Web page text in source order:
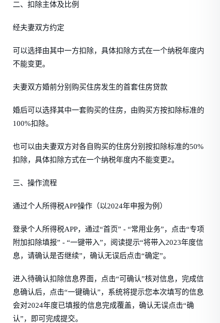
二、扣除主体及比例
经夫妻双方约定
可以选择由其中一方扣除，具体扣除方式在一个纳税年度内
不能变更。
夫妻双方婚前分别购买住房发生的首套住房贷款
婚后可以选择其中一套购买的住房，由购买方按扣除标准的
100%扣除。
也可以由夫妻双方对各自购买的住房分别按扣除标准的50%
扣除，具体扣除方式在一个纳税年度内不能变更2。
三、操作流程
通过个人所得税APP操作（以2024年申报为例）
登录个人所得税APP，通过“首页” - “常用业务”，点击“专项
附加扣除填报” - “一键带入”，阅读提示“将带入2023年度信
息，请确认是否继续”，确认无误后点击“确定”。
进入待确认扣除信息界面，点击“可确认”核对信息，完成信
息确认后，点击“一键确认”，系统将提示您本次填写的信息
会对2024年度已填报的信息完成覆盖，确认无误点击“确
认”，即可完成提交。